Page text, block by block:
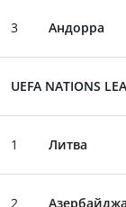
3 Андорра
UEFA NATIONS
1 Литва
2